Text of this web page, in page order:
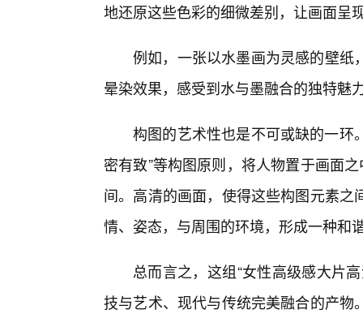
地还原这些色彩的细微差别，让画面呈
例如，一张以水墨画为灵感的壁纸
晕染效果，感受到水与墨融合的独特魅
构图的艺术性也是不可或缺的一环
密有致”等构图原则，将人物置于画面
间。高清的画面，使得这些构图元素
情、姿态，与周围的环境，形成一种和
总而言之，这组“女性高级感大片
技与艺术、现代与传统完美融合的产